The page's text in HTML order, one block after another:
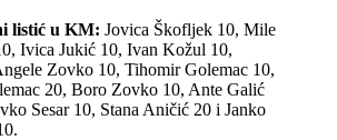
listić u KM: Jovica Škofljek 10, Mile
Ivica Jukić 10, Ivan Kožul 10,
Zovko 10, Tihomir Golemac 10,
20, Boro Zovko 10, Ante Galić
Sesar 10, Stana Aničić 20 i Janko